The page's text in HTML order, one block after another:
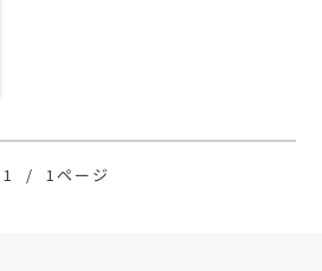
1 / 1ページ